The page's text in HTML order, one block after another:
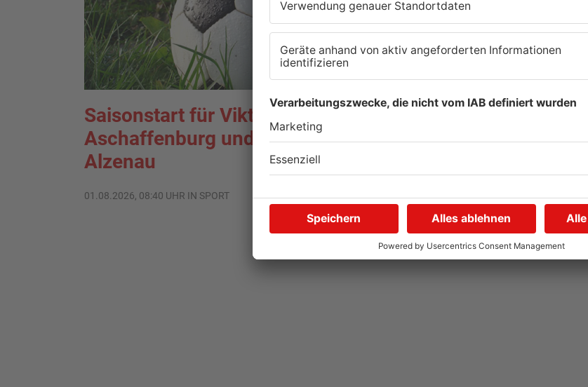
Saisonstart für Viktoria
Aschaffenburg und Bayern
Alzenau
01.08.2026, 08:40 UHR IN SPORT
Untermain-Cup 2026:
Handball-Elite trifft sich in
01.08.2026, 08:37 UHR IN SPORT